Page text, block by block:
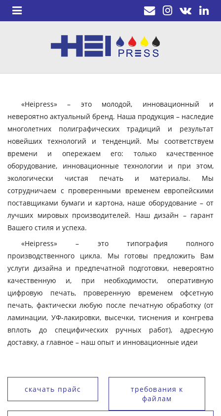
«Heipress» – это молодой, инновационный и
невероятно актуальный бренд. Наша продукция – наследие
многолетних полиграфических традиций и результат
новейших технологий и тенденций. Мы соответствуем
времени и опережаем его: только качественное
оборудование, инновационные технологии и при этом,
экологически чистая печать и материалы. Мы
сотрудничаем с проверенными временем европейскими
поставщиками бумаги и картона, наше оборудование – от
лучших мировых производителей. Наш дизайн – гарант
Вашего стиля и успеха.
«Heipress» – это типография полного
производственного цикла. Мы готовы предложить Вам
услуги дизайна и предпечатной подготовки, невероятно
качественную и, при необходимости, оперативную
цифровую печать, проверенную временем офсетную
печать, фактически любую после печатную обработку (от
ламинации, УФ-лакировки, высечки, тиснения и конгрева
вплоть до специфических ручных работ), адресную
доставку, а главное – наш опыт и инновационные идеи
скачать прайс
требования к
файлам